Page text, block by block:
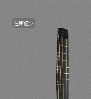
在庫僅少